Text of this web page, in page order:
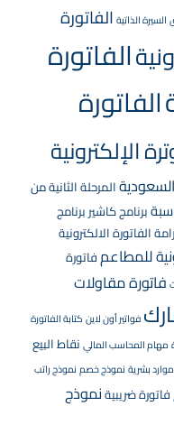
السيرة الذاتية الفاتورة
الفاتورة
الفاتورة
الإلكترونية
المرحلة الثانية من
برنامج كاشيربرنامج
الفاتورة الالكترونية
للمطاعمفاتورة
فاتورة مقاولات
فواتير أون لاين كتابة الفاتورة
مهام المحاسب المالي نقاط البيع
بشرية نموذج خصم نموذج راتب
ضريبيةنموذج